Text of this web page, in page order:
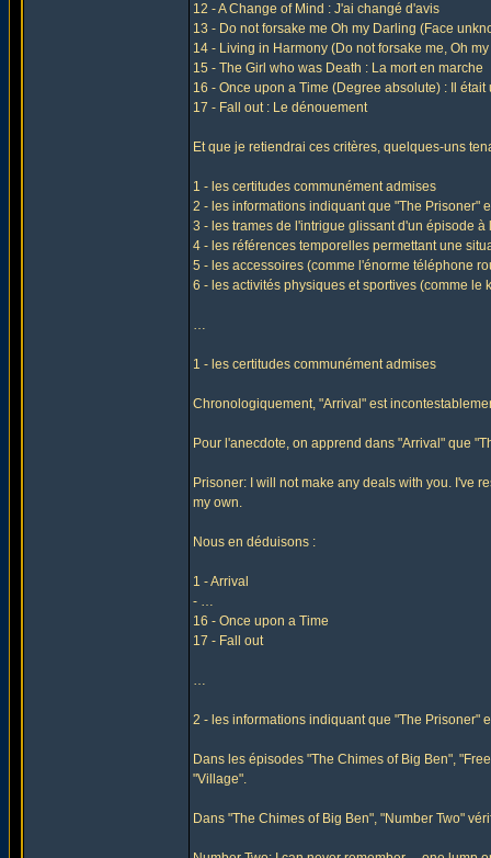
12 - A Change of Mind : J'ai changé d'avis
13 - Do not forsake me Oh my Darling (Face
14 - Living in Harmony (Do not forsake me, Oh
15 - The Girl who was Death : La mort en marche
16 - Once upon a Time (Degree absolute) : Il était
17 - Fall out : Le dénouement
Et que je retiendrai ces critères, quelques-uns
1 - les certitudes communément admises
2 - les informations indiquant que "The Prisoner"
3 - les trames de l'intrigue glissant d'un épisode à
4 - les références temporelles permettant une
5 - les accessoires (comme l'énorme téléphone
6 - les activités physiques et sportives (comme le
…
1 - les certitudes communément admises
Chronologiquement, "Arrival" est
Pour l'anecdote, on apprend dans "Arrival" que
Prisoner: I will not make any deals with you. I've
my own.
Nous en déduisons :
1 - Arrival
- …
16 - Once upon a Time
17 - Fall out
…
2 - les informations indiquant que "The Prisoner"
Dans les épisodes "The Chimes of Big Ben",
"Village".
Dans "The Chimes of Big Ben", "Number Two"